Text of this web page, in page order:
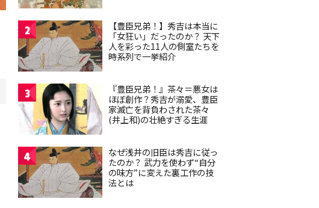
2
【豊臣兄弟！】秀吉は本当に
「女狂い」だったのか？ 天下
人を彩った11人の側室たちを
時系列で一挙紹介
3
『豊臣兄弟！』茶々＝悪女は
ほぼ創作？秀吉が溺愛、豊臣
家滅亡を背負わされた茶々
(井上和)の壮絶すぎる生涯
4
なぜ浅井の旧臣は秀吉に従っ
たのか？ 武力を使わず“自分
の味方”に変えた裏工作の技
法とは